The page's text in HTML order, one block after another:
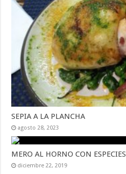
SEPIA A LA PLANCHA
agosto 28, 2023
MERO AL HORNO CON ESPECIES
diciembre 22, 2019